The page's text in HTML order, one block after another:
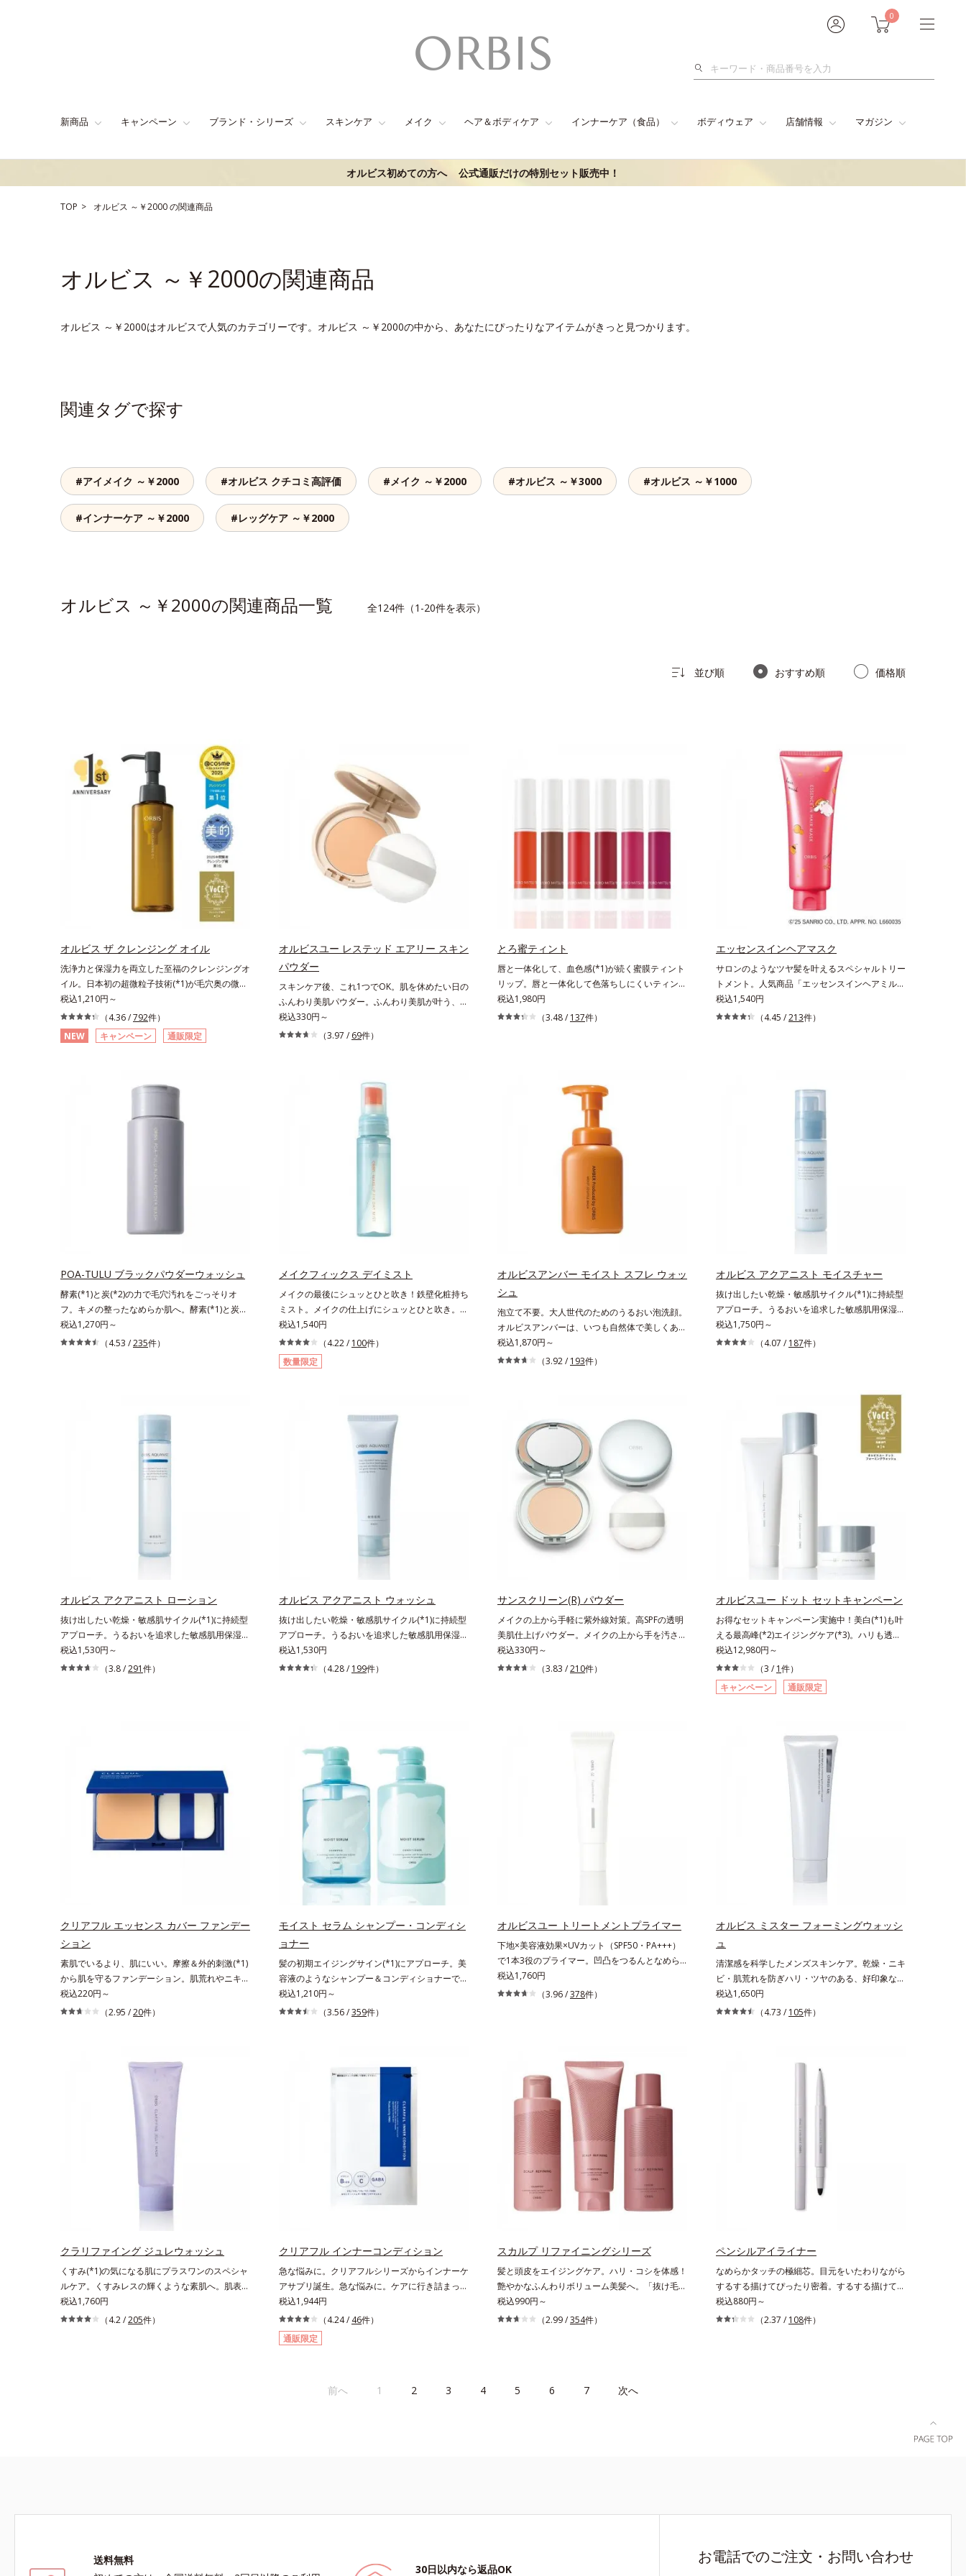
0
検
新商品 キャンペーン ブランド・シリーズ スキンケア メイク ヘア＆ボディケア インナーケア（食品） ボディウェア 店舗情報 マガジン
オルビス初めての方へ 公式通販だけの特別セット販売中！
TOP オルビス ～￥2000の関連商品
オルビス ～￥2000の関連商品
オルビス ～￥2000はオルビスで人気のカテゴリーです。オルビス ～￥2000の中から、あなたにぴったりなアイテムがきっと見つかります。
関連タグで探す
#アイメイク ～￥2000 #オルビス クチコミ高評価 #メイク ～￥2000 #オルビス ～￥3000 #オルビス ～￥1000
#インナーケア ～￥2000 #レッグケア ～￥2000
オルビス ～￥2000の関連商品一覧 全124件（1-20件を表示）
並び順 おすすめ順 価格順
オルビス ザ クレンジング オイル
洗浄力と保湿力を両立した至福のクレンジングオ
イル。日本初の超微粒子技術(*1)が毛穴奥の微細
な汚れにアプローチ。圧倒的な洗浄力と毛穴悩み
に着目したクレンジングオイルです。日本初・超
微粒子技術(*1)で、さっと塗り広げるだけで濃い
メイクはもちろん毛穴悩みも取り去り、一瞬で気
化成は独自の先端研究により、ナノバブルよりも
とに成功。毛穴よりはるかに小さい超微粒子とオ
肌表面にうるおいベールを形成。これにより、洗
い流した瞬間に汚れが肌に再付着することを防止
し、細かい毛穴汚れをごっそりするん！角栓溶解
オイル(*4)が詰まりや黒ずみも溶かして、毛穴の
目立ちにくいすべすべ肌に洗い上げます。大人肌
くなる晴れやかな肌に導きます。*1 ポーラ化成
湿）で形成するミセルから、汚れをはね返す水の
膜をつくる技術が日本初（2024年12月時点、J－
GLOBALによる自社調べ）*2 オルビス内でかつ
てないオイルクレンジングのこと*3 ポーラ化成
ング オイル ⇒ 洗顔料 ⇒ 化粧水 ⇒ 保
（2プッシュ程度）をとり、手のひら全体にさっ
と広げます。2.肌の上で軽くらせんを描くよう
に、メイクとよくなじませます。※落ちにくいメ
の後、洗顔料で洗顔してください。各商品の詳し
い情報は商品ページをご覧ください。・BEAUTY
税込1,210円～
（4.36 /792件）
NEW
キャンペーン 通販限定
オルビスユー レステッド エアリー スキン
パウダー
スキンケア後、これ1つでOK。肌を休めたい日の
ふんわり美肌パウダー。ふんわり美肌が叶う、う
るおいパウダーです。3色の光を操るパウダーが
ツヤと透明感を演出。ソフトフォーカス効果で肌
どの外的刺激から肌をガードします。スキンケア
後にこれひとつでライトメイク効果。クレンジン
グ不要で、紫外線吸収剤やグリセリン、パラベン
もフリー処方。肌を休ませたい日、リモートワー
しっかりメイクは負担に感じる日におすすめで
税込330円～
（3.97 / 69件）
とろ蜜ティント
唇と一体化して、血色感(*1)が続く蜜膜ティント
リップ。唇と一体化して色落ちしにくいティント
処方とうるおいを両立した、ティントリップで
す。色が長時間唇に密着するオイル(*2)配合だか
保護成分(*5)も配合。しっとり感をキープし、ぷ
るんとした唇に。さっとひと塗りするだけで、く
すみやすい大人の肌に血色感を与え、唇を自然に
美しく彩る色設計です。*1 メイク効果による*2
水添ポリイソブテン*3 色みのこと*4 トリエトキ
シカプリリルシラン配合＝保湿成分*5 スクワラ
ン、ヒアルロン酸Na、加水分解コラーゲン
税込1,980円
（3.48 / 137件）
エッセンスインヘアマスク
サロンのようなツヤ髪を叶えるスペシャルトリー
トメント。人気商品「エッセンスインヘアミル
ク」と同じシリーズの、お風呂で美しいツヤ髪を
叶えるスペシャルヘアマスクです。シャンプー後
プローチして、乾燥などの外的刺激から守り抜
シャンプー後に適量を髪になじませ、置き時間は
までするんっとまとまる、まるでサロン帰りのよ
うなうるおうツヤ髪を叶えます。*1 毛髪補修成
分（イソステアリン酸、イソステアロイル加水分
ク、スフィンゴ糖脂質、トコフェロール、グリセ
ロール、グリセリン、ヒアルロン酸ヒドロキシプ
*2 髪の乾燥、乾燥によるパサつき*3 毛髪にうる
おい、ハリを与えること
税込1,540円
（4.45 /213件）
POA-TULU ブラックパウダーウォッシュ
酵素(*1)と炭(*2)の力で毛穴汚れをごっそりオ
フ。キメの整ったなめらか肌へ。酵素(*1)と炭
(*2)の力で毛穴汚れをしっかり落とす、パウダー
タイプの酵素洗顔料です。皮脂やたんぱく質と汚
解。炭が無数の毛穴に入り込み、溶けた汚れをパ
透型ビタミンC誘導体(*4)が汚れを取り去った毛
穴を引きしめ、キメの整ったなめらかな肌に洗い
上げます。ツブツブ入りのパウダーが泡立てネッ
にくい肌(*5)を目指せます。性別問わずお使いい
ただけるので、ご夫婦やカップルでシェアするの
す。*1 プロテアーゼ、パパイン、リパーゼ配合
チン酸アスコルビルリン酸3Na配合＝肌を引き締
め、キメを整える成分*5 皮脂・汚れの除去によ
る
税込1,270円～
（4.53 /235件）
メイクフィックス デイミスト
メイクの最後にシュッとひと吹き！鉄壁化粧持ち
ミスト。メイクの仕上げにシュッとひと吹き。肌
とメイクの密着感をピタッと高め、メイクくずれ
を防ぎ、化粧持ちをアップさせるミストタイプの
化粧水です。くずれ防止成分(*1)を含む層と美容
成分(*2)を含む水層の2層タイプ。よく振って混
汗・水・皮脂をはじきながら、美容成分がうるお
いをキープ。Wの機能でメイクをくずさずガード
します。さらに保湿成分配合でうるおい感が続
き、エアコンなどによる乾燥も防ぎます。*1 ト
リメチルシロキシケイ酸、ジメチコン配合＝汗や
ヒアルロン酸、異性化糖配合＝保湿成分【ご使用
方法】2層タイプなので、必ず容器をよく振って
からお使いください。メイクの仕上げに、顔から
ミストを塗布後、肌に触れずに乾くまでそのまま
税込1,540円
（4.22 / 100件）
数量限定
オルビスアンバー モイスト スフレ ウォッ
シュ
泡立て不要。大人世代のためのうるおい泡洗顔。
オルビスアンバーは、いつも⾃然体で美しくあり
たいと願う⼤⼈世代に寄り添うブランドです。年
齢印象研究に基づいた肌サイエンスで、複合的な
す。* 肌にハリを与え若々しい印象
税込1,870円～
（3.92 / 193件）
オルビス アクアニスト モイスチャー
抜け出したい乾燥・敏感肌サイクル(*1)に持続型
アプローチ。うるおいを追求した敏感肌用保湿ス
キンケア(*2)。うるおいを逃し、刺激を受けやす
い角層の“乾燥敏感スランプ(*3)”に悩む敏感な肌
ローチする持続型トリプルアミノ酸(*4)を配合。
もともと体内にあるアミノ酸は異物として排出さ
れにくく、肌にとどまってうるおいを蓄えてくれ
ます。刺激を受けやすくなった角層をうるおいで
満たし、脱・敏感肌を目指します。無油分・無着
底的に肌に寄り添います。*1 乾燥と敏感をくり
返すこと*2 敏感肌対象連用テスト済（すべての
乾燥して敏感に感じやすい状態のこと*4 発酵ア
ミノ酸（ポリグルタミン酸）配合＝乾燥を防ぎ、
うるおいに満ちた肌へ導く保湿成分、植物由来ア
ミノ酸（エルゴチオネイン）配合＝肌を整え、す
クトイン）配合＝乱れた角層にうるおいを与え、
肌荒れを防ぐ保湿成分*5 ウォッシュを除くLM＝
さっぱり高保湿タイプ（脂性肌～普通肌）RM＝
しっとり高保湿タイプ（普通肌～超乾性肌）
税込1,750円～
（4.07 / 187件）
オルビス アクアニスト ローション
抜け出したい乾燥・敏感肌サイクル(*1)に持続型
アプローチ。うるおいを追求した敏感肌用保湿ス
キンケア(*2)。うるおいを逃し、刺激を受けやす
い角層の“乾燥敏感スランプ(*3)”に悩む敏感な肌
ます。刺激を受けやすくなった角層をうるおいで
満たし、脱・敏感肌を目指します。無油分・無着
色・無香料・アルコールフリー・界面活性剤不使
用(*5)・パラベンフリー、6つのフリー処方で徹
底的に肌に寄り添います。*1 乾燥と敏感をくり
返すこと*2 敏感肌対象連用テスト済（すべての
ミノ酸（エルゴチオネイン）配合＝肌を整え、す
クトイン）配合＝乱れた角層にうるおいを与え、
肌荒れを防ぐ保湿成分*5 ウォッシュを除くLM＝
さっぱり高保湿タイプ（脂性肌～普通肌）RM＝
しっとり高保湿タイプ（普通肌～超乾性肌）
税込1,530円～
（3.8 /291件）
オルビス アクアニスト ウォッシュ
抜け出したい乾燥・敏感肌サイクル(*1)に持続型
アプローチ。うるおいを追求した敏感肌用保湿ス
キンケア(*2)。うるおいを逃し、刺激を受けやす
い角層の“乾燥敏感スランプ(*3)”に悩む敏感な肌
れにくく、肌にとどまってうるおいを蓄えてくれ
ます。刺激を受けやすくなった角層をうるおいで
満たし、脱・敏感肌を目指します。無油分・無着
色・無香料・アルコールフリー・パラベンフリー
で、徹底的に肌に寄り添います。*1 乾燥と敏感
をくり返すこと*2 敏感肌対象連用テスト済（す
べての方のお肌に合うということではありませ
ん）*3 乾燥して敏感に感じやすい状態のこと*4
発酵アミノ酸（ポリグルタミン酸）配合＝乾燥を
防ぎ、うるおいに満ちた肌へ導く保湿成分、植物
由来アミノ酸（エルゴチオネイン）配合＝肌を整
え、すこやかに保つ保湿成分、微生物由来アミノ
酸（エクトイン）配合＝乱れた角層にうるおいを
与え、肌荒れを防ぐ保湿成分
税込1,530円
（4.28 / 199件）
サンスクリーン(R) パウダー
メイクの上から手軽に紫外線対策。高SPFの透明
美肌仕上げパウダー。メイクの上から手を汚さず
に紫外線対策ができるUVカットパウダーで
す。“素肌のようななめらかな軽さ”と“高いUVカ
らも、素肌のような透明美肌を叶える秘密は「ス
の球状粉体(*2)が凹凸を埋めて、肌に薄いヴェー
ルをかけるようにカバー。さらに板状粉体が光を
反射して、すっぴん肌のようなナチュラルなツヤ
とりパウダー(*3)」を配合し、くずれ＆テカリを
ープルーフ(*4)だから、レジャーにも大活躍して
くれます。*1 シリカ、セルロース、窒化ホウ素
*2 シリカ6種類、セルロース*3 シリカ配合＝皮
脂を吸着する粉体*4 化粧持ち性能
税込330円～
（3.83 /210件）
オルビスユー ドット セットキャンペーン
お得なセットキャンペーン実施中！美白(*1)も叶
える最高峰(*2)エイジングケア(*3)。ハリも透明
感(*4)も結果主義。年齢サイン(*5)の因子に着目
した肌科学エイジングケア(*3)シリーズ。オルビ
スユー ドットシリーズは、年齢による肌悩み一
つ一つを対処するのではなく、肌で起きているこ
ない状態である「ハリのなさ」や、くすみ(*6)な
どが現れている状態である「透明感のなさ」が現
れることで大人の肌印象に大きな影響を与えてい
ることが分かりました。そこでオルビスユー ド
ットシリーズは美容成分(*7)として「G.D.F.アク
ティベーター(*8)」を配合。そして、従来から配
(*7)「GLルートブースター(*9)」を配合すること
で、肌のふっくら感や透明感を叶えます。美白ケ
を。効果的なシナジー設計で、あなたのエイジン
え、シミ・ソバカスを防ぐ（ウォッシュ除く）
*2 オルビス内スキンケアシリーズの保湿力*3 年
齢に応じたお手入れのこと*4 うるおいによる*5
乾燥、ハリ・ツヤのなさ*6 乾燥による*7 保湿成
分*8 ロニセラカエルレア果汁、ノバラエキス配
保ち、ハリ・ツヤを与える保湿成分*10 気持ちの
こと各商品の詳しい情報は商品ページをご覧くだ
さい。・BEAUTY夏祭りは、こちら
税込12,980円～
（3 / 1件）
キャンペーン
通販限定
クリアフル エッセンス カバー ファンデー
ション
素肌でいるより、肌にいい。摩擦＆外的刺激(*1)
から肌を守るファンデーション。肌荒れやニキビ
があると、ファンデーションを塗っていいか悩む
もの。とはいえ、素肌のままでは紫外線など外的
のがベスト。「クリアフル エッセンス カバー フ
ァンデーション」は紫外線吸収剤不使用のうえ、
敏感肌対象パッチテスト済(*2)、ノンコメドジェ
ニックテスト済(*3)で、とことん肌のことを考え
た設計。さらに美容成分に包まれた水分保持力の
高い粉体や和漢植物由来成分をはじめとした、肌
をいたわる保湿成分をたっぷり配合しました。肌
ーして、自然な陶器肌を叶えます。*1 乾燥など
税込220円～
（2.95 /20件）
モイスト セラム シャンプー・コンディシ
ョナー
髪の初期エイジングサイン(*1)にアプローチ。美
容液のようなシャンプー＆コンディショナーで触
れていたくなるうるツヤ髪へ。「髪のうねりが気
になる」「乾燥してパサつく」「なんとなくまと
美容液成分(*2)を6つも配合。保水してうるおい
す成分で、髪も地肌も贅沢にケアします。さらに
うるおいを行き渡らせる浸透力と、うるおいをキ
ープする保水力を誇る新技術を採用。髪のうねり
を抑え、スタイリングのしやすい、ずっと触れて
いたくなるうるツヤ髪へと導きます。ヒノキ、ラ
ベンダー、ゼラニウムによるリフレッシュアロマ
の香りで、バスルームがここちよいリラックス空
間に。*1 うねり、パサつき*2 保湿成分
税込1,210円～
（3.56 /359件）
オルビスユー トリートメントプライマー
下地×美容液効果×UVカット（SPF50・PA+++）
で1本3役のプライマー。凹凸をつるんとなめら
かに(*1)整え、化粧ノリUPの高機能化粧下
地。“塗るたび高まる、素肌の美しさ” 肌本来の美
が肌全層(*2)に働きかけて、肌のうるおいをグン
とアップ＆リッチなクリームのようにぴたっと密
着。乾燥による小ジワを目立たなく(*1)し、つる
んとしたハリ肌に仕上げます。むやみに隠すので
はなくふわりと光を拡散させ、メイク×スキンケ
アのW効果で軽やかな美肌を印象づけます。紫外
線吸収剤フリーなのに高SPF値、さらにスキンプ
ロテクト複合成分(*3)が、ブルーライト、紫外
線、大気中の微粒子汚れなどの外的ダメージから
肌表面をガードします。【カバー効果】保湿性凹
届けながら、光拡散効果で乾燥小ジワや毛穴もカ
リ防止成分(*5)テカリの主成分を選択的に吸収
し、うるおいはしっかり残すことでカバー力を保
ちます。*1 メイク効果による*2 角層の範囲内*3
スキンプロテクト※複合成分配合＝肌を保護し、
（カバー成分）*5 アクリレーツコポリマー
税込1,760円
（3.96 /378件）
オルビス ミスター フォーミングウォッシ
ュ
清潔感を科学したメンズスキンケア。乾燥・ニキ
ビ・肌荒れを防ぎハリ・ツヤのある、好印象な清
潔透明肌(*1)へ。オルビス ミスターは、男性の清
潔感、爽やかさ、若々しさの印象を科学的に検証
合。これまでの乾燥・テカリへのケアはそのまま
に、肌荒れ・ニキビ予防など“今”の肌悩みに応
いを逃しやすい男性肌に着目し、アイテム同士を
なじみやすくする「うるおいコネクト設計」を採
印象な清潔透明肌(*1)へ導きます。*1 うるおい
かさ印象が高く評価されたこと*3 2022年12月
22日時点で、科学文献データベースPubMed及
びGoogle scholarにより国内化粧品業界におい
て該当文献がないことを確認（ポーラ化成研究所
税込1,650円
（4.73 / 105件）
クラリファイング ジュレウォッシュ
くすみ(*1)の気になる肌にプラスワンのスペシャ
ルケア。くすみレスの輝くような素肌へ。肌表面
の余分な角層を落として、くすみ(*1)レスな輝く
ような素肌へ整える(*2)スペシャル洗顔料です。
い……。こんなお悩みが気になるときに。週に1
去することで健やかな肌を保ち、うるおいを保つ
ことで肌を整えること*3 加水分解コンキオリン
税込1,760円
（4.2 /205件）
クリアフル インナーコンディション
急な悩みに。クリアフルシリーズからインナーケ
アサプリ誕生。急な悩みに。ケアに行き詰まった
すべての女性に送る、「クリアフルシリーズ」の
オールインワンサプリメントです。ビタミンB1
とB2を配合。ビタミンB6とビタミンCは、タイ
ムリリース加工でじっくり時間をかけて放出され
会に負けないためのGABAも配合しました。現代
税込1,944円
（4.24 / 46件）
通販限定
スカルプ リファイニングシリーズ
髪と頭皮をエイジングケア。ハリ・コシを体感！
艶やかなふんわりボリューム美髪へ。「抜け毛が
目立つ」「ボリュームがない」「ハリ・コシがな
い」という年齢による3大髪悩みには、スカルプ
ドボタニカルエキス(*2)」を配合。艶やかな、ふ
税込990円～
（2.99 /354件）
ペンシルアイライナー
なめらかタッチの極細芯。目元をいたわりながら
するする描けてぴったり密着。するする描けてぴ
ったり密着。なめらかタッチの極細芯アイライナ
ーです。繊細な目のキワにも優しいタッチでする
税込880円～
（2.37 / 108件）
前へ 1 2 3 4 5 6 7 次へ
送料無料
30日以内なら返品OK
お電話でのご注文・お問い合わせ